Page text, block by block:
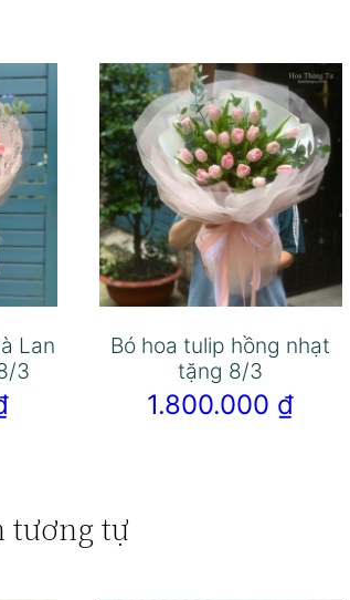
Lan
3
Bó hoa tulip hồng nhạt
tặng 8/3
1.800.000 ₫
tương tự